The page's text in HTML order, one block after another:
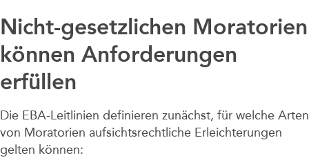
Nicht-gesetzlichen Moratorien
können Anforderungen
erfüllen
Die EBA-Leitlinien definieren zunächst, für welche Arten
von Moratorien aufsichtsrechtliche Erleichterungen
gelten können: